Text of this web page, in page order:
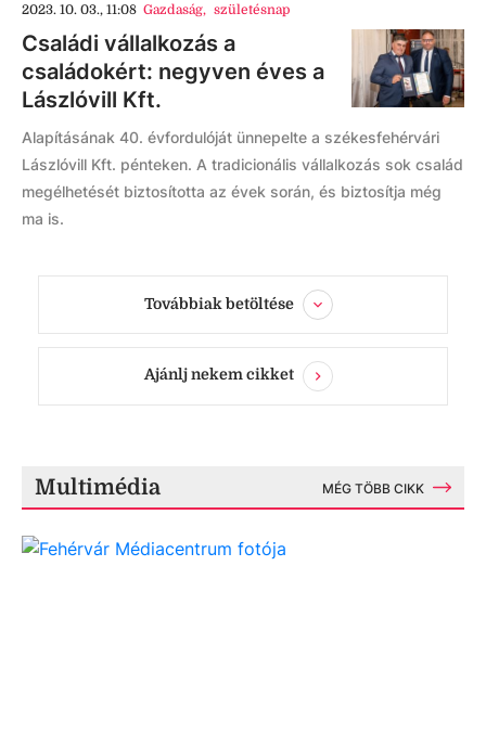
2023. 10. 03., 11:08 Gazdaság, születésnap
Családi vállalkozás a
családokért: negyven éves a
Lászlóvill Kft.
Alapításának 40. évfordulóját ünnepelte a székesfehérvári
Lászlóvill Kft. pénteken. A tradicionális vállalkozás sok család
megélhetését biztosította az évek során, és biztosítja még
ma is.
Továbbiak betöltése
Ajánlj nekem cikket
Multimédia MÉG TÖBB CIKK